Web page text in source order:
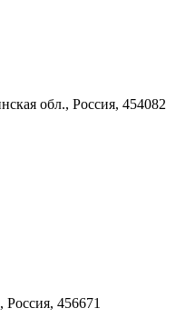
обл., Россия, 454082
456671